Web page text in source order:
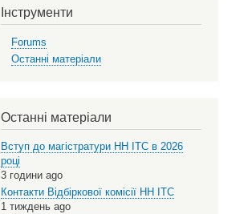
Інструменти
Forums
Останні матеріали
Останні матеріали
Вступ до магістратури НН ІТС в 2026
році
3 години ago
Контакти Відбіркової комісії НН ІТС
1 тиждень ago